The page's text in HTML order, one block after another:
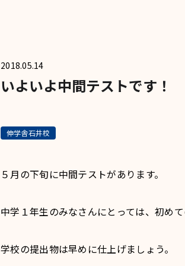
2018.05.14
いよいよ中間テストです！
伸学舎石井校
５月の下旬に中間テストがあります。
中学１年生のみなさんにとっては、初めて
学校の提出物は早めに仕上げましょう。